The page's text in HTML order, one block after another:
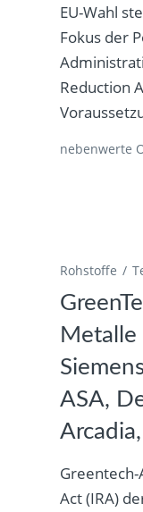
EU-Wahl
Fokus der
Reduction
nebenwerte
Rohstoffe
Metalle
ASA,
Act (IRA)